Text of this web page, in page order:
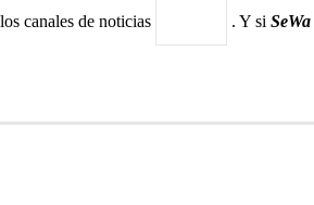
canales de noticias . Y si SeWa